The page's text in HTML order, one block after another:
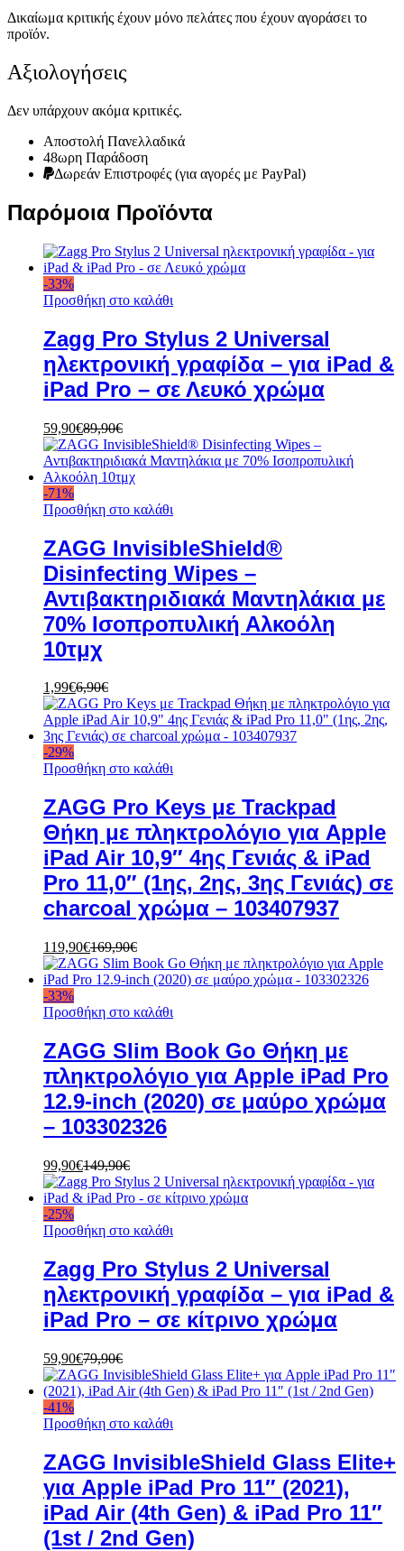
Δικαίωμα κριτικής έχουν μόνο πελάτες που έχουν αγοράσει το
προϊόν.
Αξιολογήσεις
Δεν υπάρχουν ακόμα κριτικές.
Αποστολή Πανελλαδικά
48ωρη Παράδοση
Δωρεάν Eπιστροφές (για αγορές με PayPal)
Παρόμοια Προϊόντα
-33%
Προσθήκη στο καλάθι
Zagg Pro Stylus 2 Universal
ηλεκτρονική γραφίδα – για iPad &
iPad Pro – σε Λευκό χρώμα
59,90€89,90€
-71%
Προσθήκη στο καλάθι
ZAGG InvisibleShield®
Disinfecting Wipes –
Αντιβακτηριδιακά Μαντηλάκια με
70% Ισοπροπυλική Αλκοόλη
10τμχ
1,99€6,90€
-29%
Προσθήκη στο καλάθι
ZAGG Pro Keys με Trackpad
Θήκη με πληκτρολόγιο για Apple
iPad Air 10,9″ 4ης Γενιάς & iPad
Pro 11,0″ (1ης, 2ης, 3ης Γενιάς) σε
charcoal χρώμα – 103407937
119,90€169,90€
-33%
Προσθήκη στο καλάθι
ZAGG Slim Book Go Θήκη με
πληκτρολόγιο για Apple iPad Pro
12.9-inch (2020) σε μαύρο χρώμα
– 103302326
99,90€149,90€
-25%
Προσθήκη στο καλάθι
Zagg Pro Stylus 2 Universal
ηλεκτρονική γραφίδα – για iPad &
iPad Pro – σε κίτρινο χρώμα
59,90€79,90€
-41%
Προσθήκη στο καλάθι
ZAGG InvisibleShield Glass Elite+
για Apple iPad Pro 11″ (2021),
iPad Air (4th Gen) & iPad Pro 11″
(1st / 2nd Gen)